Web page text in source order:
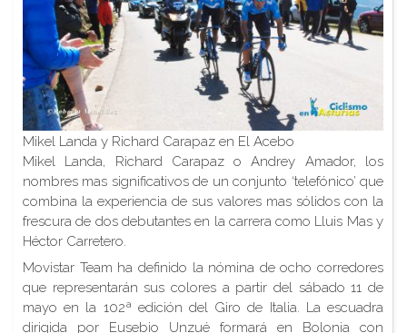
Mikel Landa y Richard Carapaz en El Acebo
Mikel Landa, Richard Carapaz o Andrey Amador, los
nombres mas significativos de un conjunto ‘telefónico’ que
combina la experiencia de sus valores mas sólidos con la
frescura de dos debutantes en la carrera como Lluis Mas y
Héctor Carretero.
Movistar Team ha definido la nómina de ocho corredores
que representarán sus colores a partir del sábado 11 de
mayo en la 102ª edición del Giro de Italia. La escuadra
dirigida por Eusebio Unzué formará en Bolonia con